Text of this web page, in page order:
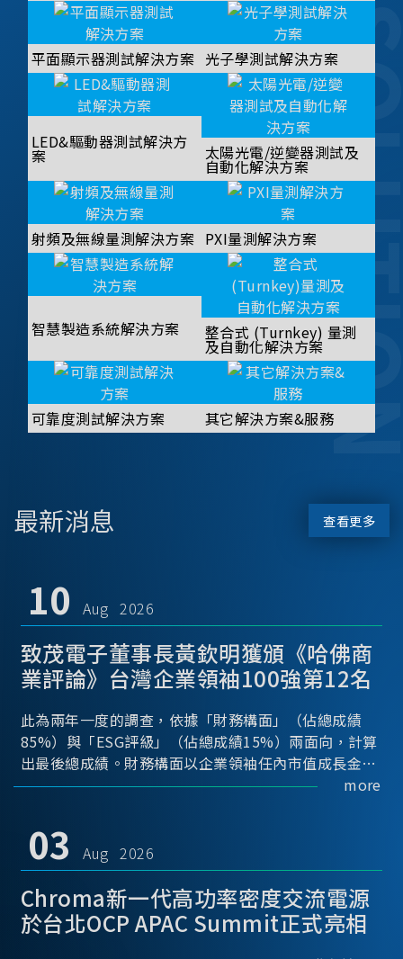
平面顯示器測試解決方案 光子學測試解決方案
LED&驅動器測試解決方
案 太陽光電/逆變器測試及
自動化解決方案
射頻及無線量測解決方案 PXI量測解決方案
智慧製造系統解決方案 整合式 (Turnkey) 量測
及自動化解決方案
可靠度測試解決方案 其它解決方案&服務
最新消息 查看更多
10 Aug 2026
致茂電子董事長黃欽明獲頒《哈佛商
業評論》台灣企業領袖100強第12名
此為兩年一度的調查，依據「財務構面」（佔總成績
85%）與「ESG評級」（佔總成績15%）兩面向，計算
出最後總成績。財務構面以企業領袖任內市值成長金額
(40%)、任內累計總股東報酬率(TSR, 40%)、任內年平
司治理評鑑與台灣指數公司「TIP台灣永續評鑑」，另
參考兩項國際ESG指標(Sustainalytics 與FTSE
Russell ESG富時羅素)，進行計算。
more
03 Aug 2026
Chroma新一代高功率密度交流電源
於台北OCP APAC Summit正式亮相